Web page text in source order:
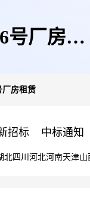
号厂房租
厂房租赁
招标 中标通知
北四川 河北河南天津山